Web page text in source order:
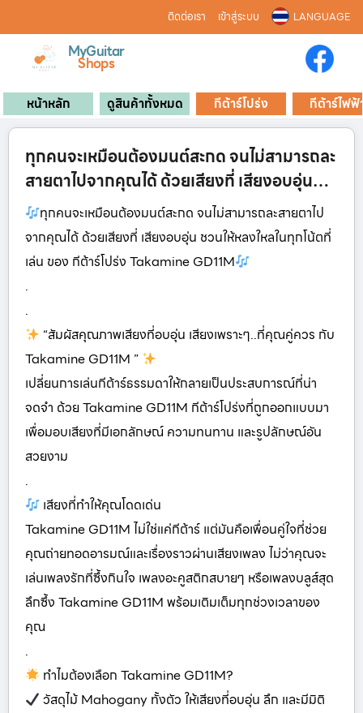
ติดต่อเรา เข้าสู่ระบบ LANGUAGE
MyGuitar
Shops
หน้าหลัก ดูสินค้าทั้งหมด กีต้าร์โปร่ง กีต้าร์ไฟฟ้
ทุกคนจะเหมือนต้องมนต์สะกด จนไม่สามารถละ
สายตาไปจากคุณได้ ด้วยเสียงที่ เสียงอบอุ่น…
ทุกคนจะเหมือนต้องมนต์สะกด จนไม่สามารถละสายตาไป
จากคุณได้ ด้วยเสียงที่ เสียงอบอุ่น ชวนให้หลงใหลในทุกโน้ตที่
เล่น ของ กีต้าร์โปร่ง Takamine GD11M
.
.
“สัมผัสคุณภาพเสียงที่อบอุ่น เสียงเพราะๆ..ที่คุณคู่ควร กับ
Takamine GD11M ”
เปลี่ยนการเล่นกีต้าร์ธรรมดาให้กลายเป็นประสบการณ์ที่น่า
จดจำ ด้วย Takamine GD11M กีต้าร์โปร่งที่ถูกออกแบบมา
เพื่อมอบเสียงที่มีเอกลักษณ์ ความทนทาน และรูปลักษณ์อัน
สวยงาม
.
เสียงที่ทำให้คุณโดดเด่น
Takamine GD11M ไม่ใช่แค่กีต้าร์ แต่มันคือเพื่อนคู่ใจที่ช่วย
คุณถ่ายทอดอารมณ์และเรื่องราวผ่านเสียงเพลง ไม่ว่าคุณจะ
เล่นเพลงรักที่ซึ้งกินใจ เพลงอะคูสติกสบายๆ หรือเพลงบลูส์สุด
ลึกซึ้ง Takamine GD11M พร้อมเติมเต็มทุกช่วงเวลาของ
คุณ
.
ทำไมต้องเลือก Takamine GD11M?
วัสดุไม้ Mahogany ทั้งตัว ให้เสียงที่อบอุ่น ลึก และมีมิติ